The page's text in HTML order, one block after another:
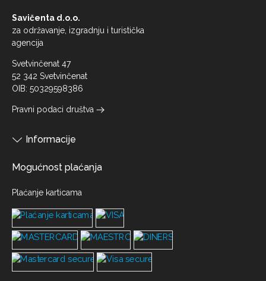
Savičenta d.o.o.
za održavanje, izgradnju i turistička
agencija
Svetvinčenat 47
52 342 Svetvinčenat
OIB: 50329598386
Pravni podaci društva
Informacije
Mogućnost plaćanja
Plaćanje karticama